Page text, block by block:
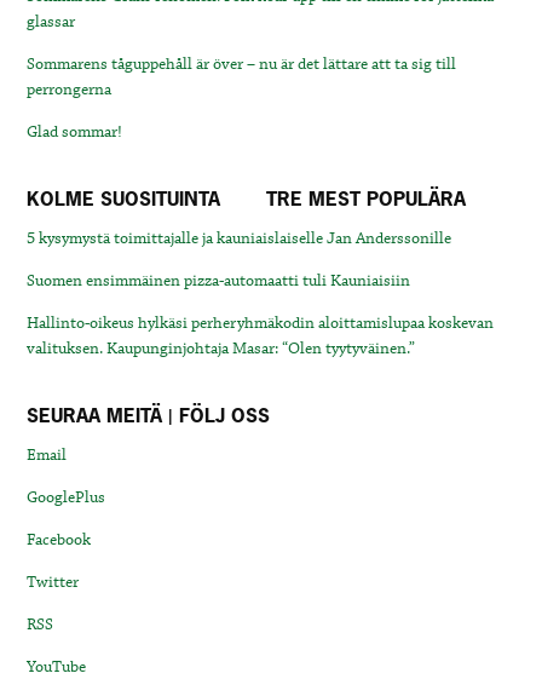
glassar
Sommarens tåguppehåll är över – nu är det lättare att ta sig till
perrongerna
Glad sommar!
KOLME SUOSITUINTA TRE MEST POPULÄRA
5 kysymystä toimittajalle ja kauniaislaiselle Jan Anderssonille
Suomen ensimmäinen pizza-automaatti tuli Kauniaisiin
Hallinto-oikeus hylkäsi perheryhmäkodin aloittamislupaa koskevan
valituksen. Kaupunginjohtaja Masar: “Olen tyytyväinen.”
SEURAA MEITÄ | FÖLJ OSS
Email
GooglePlus
Facebook
Twitter
RSS
YouTube